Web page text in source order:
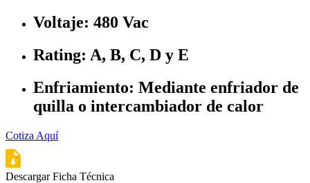
Voltaje: 480 Vac
Rating: A, B, C, D y E
Enfriamiento: Mediante enfriador de
quilla o intercambiador de calor
Cotiza Aquí
Descargar Ficha Técnica